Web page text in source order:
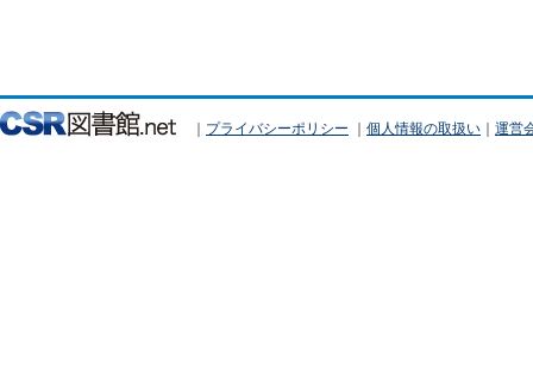
｜ プライバシーポリシー ｜ 個人情報の取扱い ｜ 運営